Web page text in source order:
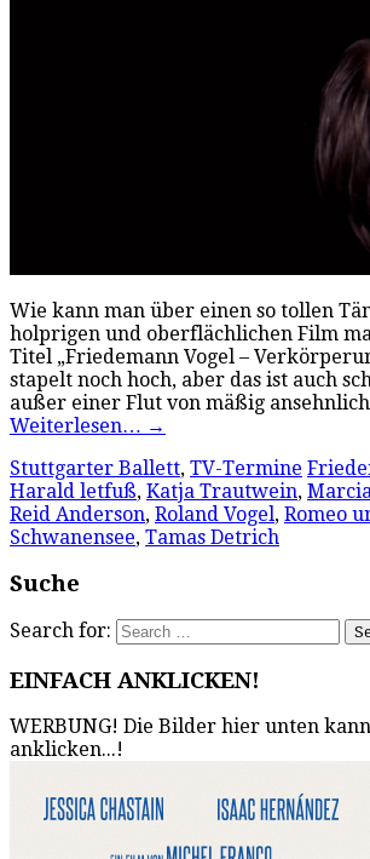
Wie kann man über einen so tollen
holprigen und oberflächlichen Film
Titel „Friedemann Vogel –
stapelt noch hoch, aber das ist auch
außer einer Flut von mäßig
Weiterlesen… →
Stuttgarter Ballett, TV-Termine
Harald letfuß, Katja Trautwein,
Reid Anderson, Roland Vogel, Romeo
Schwanensee, Tamas Detrich
Suche
Search for:
EINFACH ANKLICKEN!
WERBUNG! Die Bilder hier unten
anklicken...!